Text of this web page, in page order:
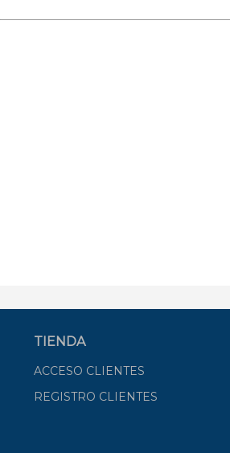
TIENDA
ACCESO CLIENTES
REGISTRO CLIENTES